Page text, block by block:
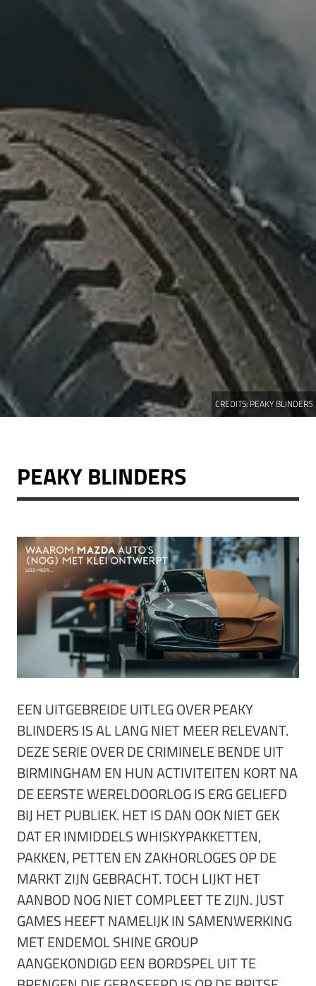
CREDITS:PEAKY BLINDERS
PEAKY BLINDERS
EEN UITGEBREIDE UITLEG OVER PEAKY
BLINDERS IS AL LANG NIET MEER RELEVANT.
DEZE SERIE OVER DE CRIMINELE BENDE UIT
BIRMINGHAM EN HUN ACTIVITEITEN KORT NA
DE EERSTE WERELDOORLOG IS ERG GELIEFD
BIJ HET PUBLIEK. HET IS DAN OOK NIET GEK
DAT ER INMIDDELS WHISKYPAKKETTEN,
PAKKEN, PETTEN EN ZAKHORLOGES OP DE
MARKT ZIJN GEBRACHT. TOCH LIJKT HET
AANBOD NOG NIET COMPLEET TE ZIJN. JUST
GAMES HEEFT NAMELIJK IN SAMENWERKING
MET ENDEMOL SHINE GROUP
AANGEKONDIGD EEN BORDSPEL UIT TE